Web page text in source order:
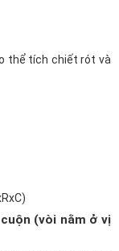
thể tích chiết rót và
(vòi nằm ở vị